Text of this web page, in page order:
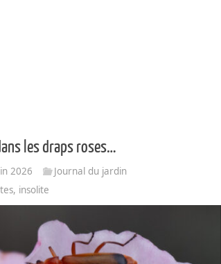
les draps roses…
2026
Journal du jardin
, insolite